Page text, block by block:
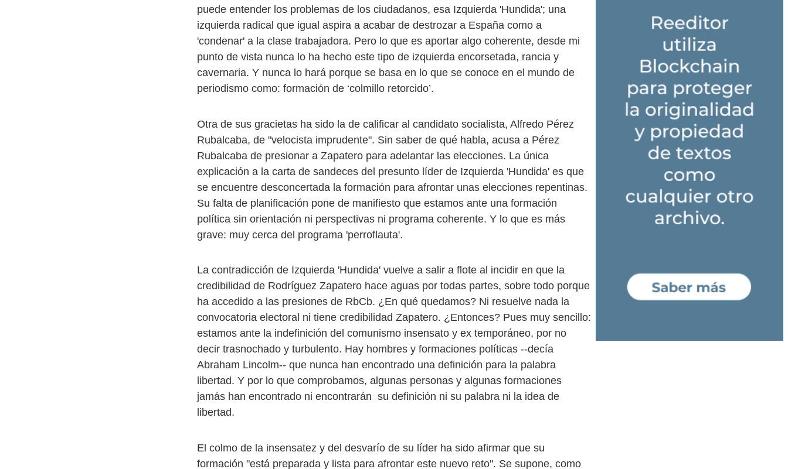
puede entender los problemas de los ciudadanos, esa Izquierda 'Hundida'; una
izquierda radical que igual aspira a acabar de destrozar a España como a
'condenar' a la clase trabajadora. Pero lo que es aportar algo coherente, desde mi
punto de vista nunca lo ha hecho este tipo de izquierda encorsetada, rancia y
cavernaria. Y nunca lo hará porque se basa en lo que se conoce en el mundo de
periodismo como: formación de ‘colmillo retorcido’.
Otra de sus gracietas ha sido la de calificar al candidato socialista, Alfredo Pérez
Rubalcaba, de "velocista imprudente". Sin saber de qué habla, acusa a Pérez
Rubalcaba de presionar a Zapatero para adelantar las elecciones. La única
explicación a la carta de sandeces del presunto líder de Izquierda 'Hundida' es que
se encuentre desconcertada la formación para afrontar unas elecciones repentinas.
Su falta de planificación pone de manifiesto que estamos ante una formación
política sin orientación ni perspectivas ni programa coherente. Y lo que es más
grave: muy cerca del programa 'perroflauta'.
La contradicción de Izquierda 'Hundida' vuelve a salir a flote al incidir en que la
credibilidad de Rodríguez Zapatero hace aguas por todas partes, sobre todo porque
ha accedido a las presiones de RbCb. ¿En qué quedamos? Ni resuelve nada la
convocatoria electoral ni tiene credibilidad Zapatero. ¿Entonces? Pues muy sencillo:
estamos ante la indefinición del comunismo insensato y ex temporáneo, por no
decir trasnochado y turbulento. Hay hombres y formaciones políticas --decía
Abraham Lincolm-- que nunca han encontrado una definición para la palabra
libertad. Y por lo que comprobamos, algunas personas y algunas formaciones
jamás han encontrado ni encontrarán su definición ni su palabra ni la idea de
libertad.
El colmo de la insensatez y del desvarío de su líder ha sido afirmar que su
formación "está preparada y lista para afrontar este nuevo reto". Se supone, como